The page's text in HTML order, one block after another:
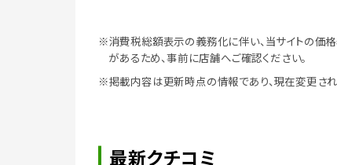
※消費税総額表示の義務化に伴い、当サイトの価
があるため、事前に店舗へご確認ください。
※掲載内容は更新時点の情報であり、現在変更され
最新クチコミ